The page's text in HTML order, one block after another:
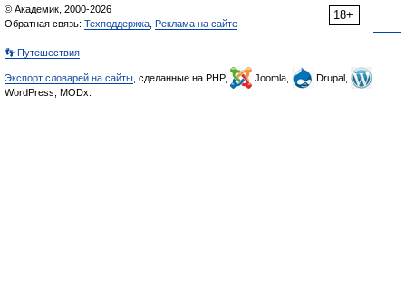
18+
© Академик, 2000-2026
Обратная связь: Техподдержка Реклама на сайте
👣 Путешествия
Экспорт словарей на сайты , сделанные на PHP, Joomla,
Drupal,
WordPress, MODx.